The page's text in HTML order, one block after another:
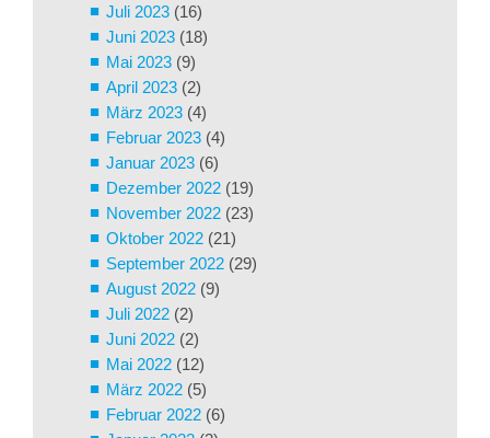
Juli 2023 (16)
Juni 2023 (18)
Mai 2023 (9)
April 2023 (2)
März 2023 (4)
Februar 2023 (4)
Januar 2023 (6)
Dezember 2022 (19)
November 2022 (23)
Oktober 2022 (21)
September 2022 (29)
August 2022 (9)
Juli 2022 (2)
Juni 2022 (2)
Mai 2022 (12)
März 2022 (5)
Februar 2022 (6)